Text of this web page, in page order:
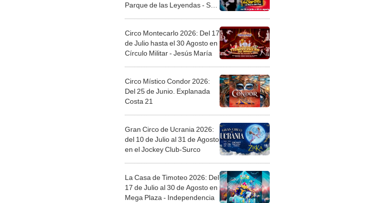
Parque de las Leyendas - San
Circo Montecarlo 2026: Del 17
de Julio hasta el 30 Agosto en
Círculo Militar - Jesús María
Circo Místico Condor 2026:
Del 25 de Junio. Explanada
Costa 21
Gran Circo de Ucrania 2026:
del 10 de Julio al 31 de Agosto
en el Jockey Club-Surco
La Casa de Timoteo 2026: Del
17 de Julio al 30 de Agosto en
Mega Plaza - Independencia